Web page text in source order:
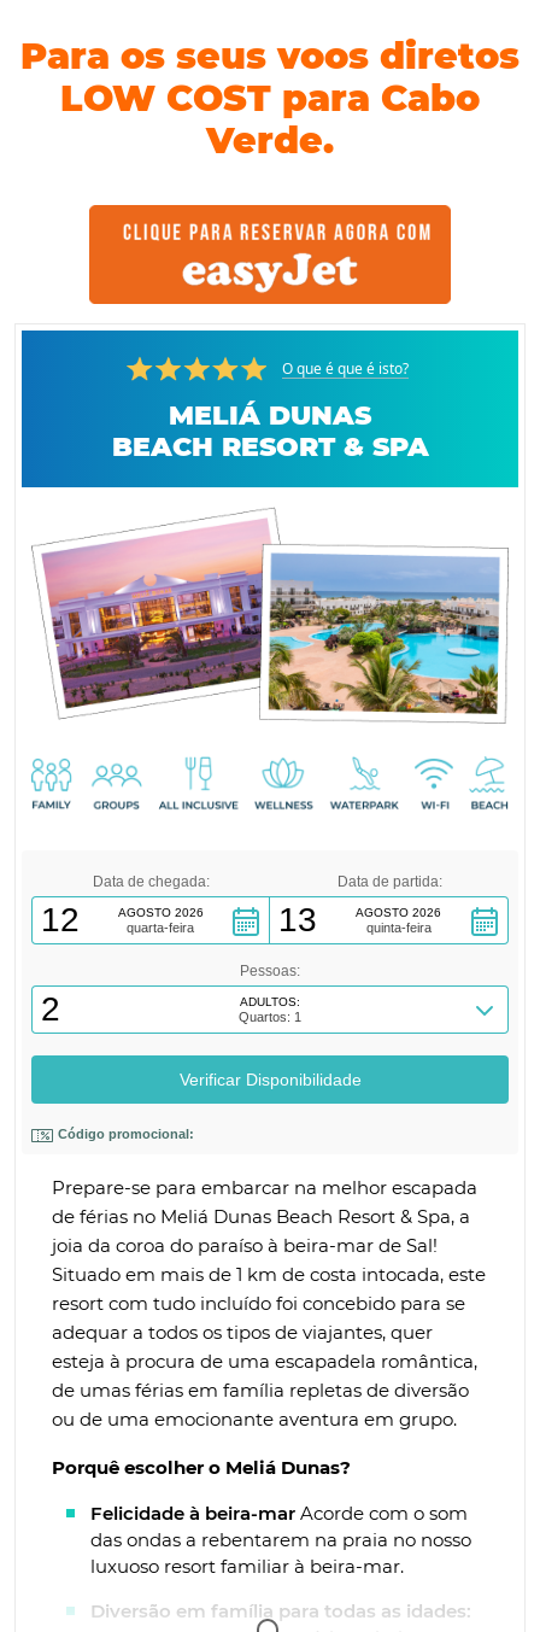
Para os seus voos diretos
LOW COST para Cabo
Verde.
O que é que é isto?
MELIÁ DUNAS
BEACH RESORT & SPA
Data de chegada:
12 AGOSTO 2026
quarta-feira
Data de partida:
13 AGOSTO 2026
quinta-feira
Pessoas:
2 ADULTOS:
Quartos: 1
Código promocional:
Prepare-se para embarcar na melhor escapada
de férias no Meliá Dunas Beach Resort & Spa, a
joia da coroa do paraíso à beira-mar de Sal!
Situado em mais de 1 km de costa intocada, este
resort com tudo incluído foi concebido para se
adequar a todos os tipos de viajantes, quer
esteja à procura de uma escapadela romântica,
de umas férias em família repletas de diversão
ou de uma emocionante aventura em grupo.
Porquê escolher o Meliá Dunas?
Felicidade à beira-mar Acorde com o som
das ondas a rebentarem na praia no nosso
luxuoso resort familiar à beira-mar.
Diversão em família para todas as idades: